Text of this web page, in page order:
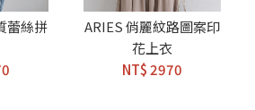
蕾絲拼
ARIES 俏麗紋路圖案印
花上衣
NT$ 2970